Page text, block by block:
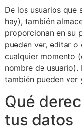
De los usuarios que
hay), también
proporcionan en su
pueden ver, editar o
cualquier momento
nombre de
también pueden ver
Qué
tus datos